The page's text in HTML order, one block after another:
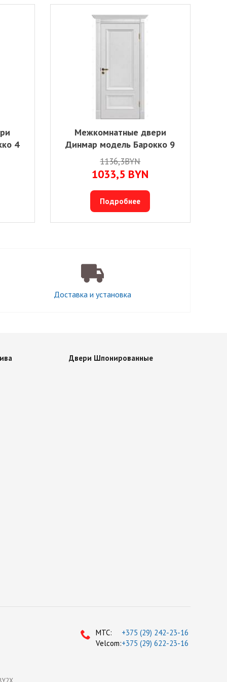
4
Межкомнатные двери
Динмар модель Барокко 9
1136,3BYN
1033,5 BYN
Подробнее
Доставка и установка
Двери Шпонированные
МТС:
+375 (29) 242-23-16
Velcom:+375 (29) 622-23-16